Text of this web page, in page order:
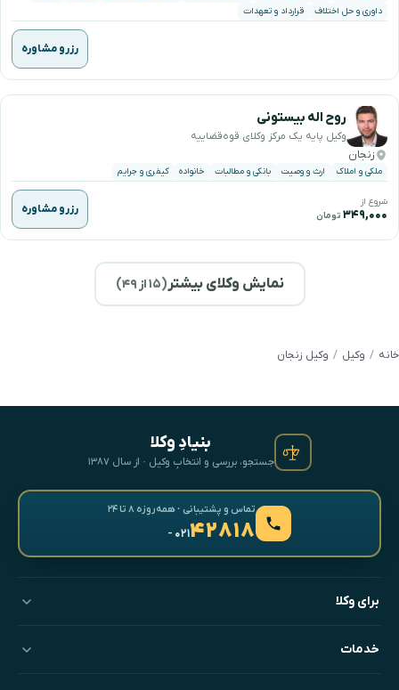
داوری و حل اختلاف
قرارداد و تعهدات
رزرو مشاوره
روح اله بیستونی
وکیل پایه یک مرکز وکلای قوه‌قضاییه
زنجان
ملکی و املاک ارث و وصیت بانکی و مطالبات خانواده کیفری و جرایم
شروع از
۳۴۹,۰۰۰ تومان رزرو مشاوره
نمایش وکلای بیشتر(۱۵از ۴۹)
خانه وکیل وکیل زنجان
بنیادِ وکلا
جستجو، بررسی و انتخابِ وکیل · از سال ۱۳۸۷
تماس و پشتیبانی · همه‌روزه ۸ تا ۲۴
۴۲۸۱۸- ۰۲۱
برای وکلا
خدمات